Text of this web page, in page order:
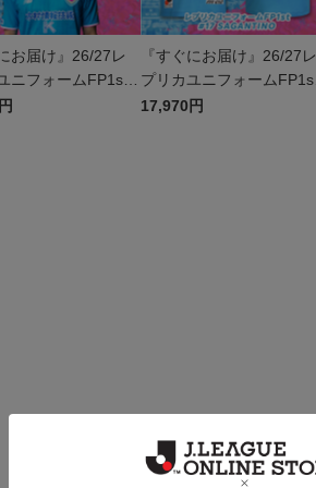
お届け』26/27レ
ニフォームFP1st
木 大馳
『すぐにお届け』26/27レ
プリカユニフォームFP1st
No.17 SAGANTINO
17,970円